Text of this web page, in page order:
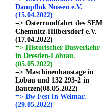
Dampflok Nossen e.V.
(15.04.2022)
=> Osterrundfahrt des SEM
Chemnitz-Hilbersdorf e.V.
(17.04.2022)
=> Historischer Busverkehr
in Dresden-Löbtau.
(05.05.2022)
=> Maschinenhaustage in
Löbau und 132 293-2 in
Bautzen(08.05.2022)
=> Bw Fest in Weimar.
(29.05.2022)